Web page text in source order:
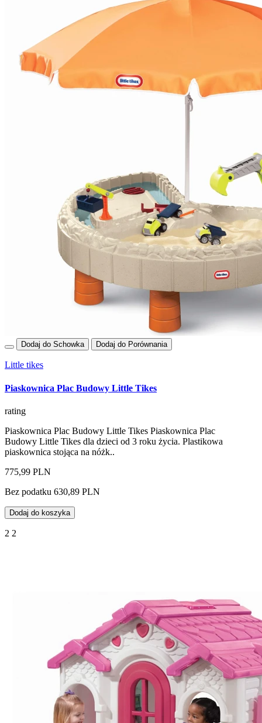
Dodaj do Schowka Dodaj do Porównania
Little tikes
Piaskownica Plac Budowy Little Tikes
rating
Piaskownica Plac Budowy Little Tikes Piaskownica Plac
Budowy Little Tikes dla dzieci od 3 roku życia. Plastikowa
piaskownica stojąca na nóżk..
775,99 PLN
Bez podatku 630,89 PLN
Dodaj do koszyka
2 2